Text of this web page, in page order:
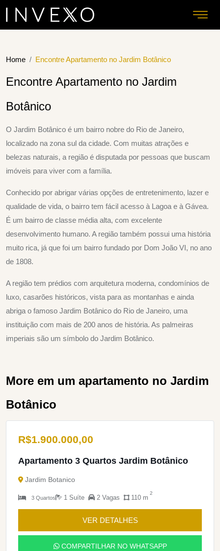
Home Encontre Apartamento no Jardim Botânico
Encontre Apartamento no Jardim
Botânico
O Jardim Botânico é um bairro nobre do Rio de Janeiro,
localizado na zona sul da cidade. Com muitas atrações e
belezas naturais, a região é disputada por pessoas que buscam
imóveis para viver com a família.
Conhecido por abrigar várias opções de entretenimento, lazer e
qualidade de vida, o bairro tem fácil acesso à Lagoa e à Gávea.
É um bairro de classe média alta, com excelente
desenvolvimento humano. A região também possui uma história
muito rica, já que foi um bairro fundado por Dom João VI, no ano
de 1808.
A região tem prédios com arquitetura moderna, condomínios de
luxo, casarões históricos, vista para as montanhas e ainda
abriga o famoso Jardim Botânico do Rio de Janeiro, uma
instituição com mais de 200 anos de história. As palmeiras
imperiais são um símbolo do Jardim Botânico.
More em um apartamento no Jardim
Botânico
R$1.900.000,00
Apartamento 3 Quartos Jardim Botânico
Jardim Botanico
3 Quartos 1 Suíte 2 Vagas 110 m
2
VER DETALHES
COMPARTILHAR NO WHATSAPP